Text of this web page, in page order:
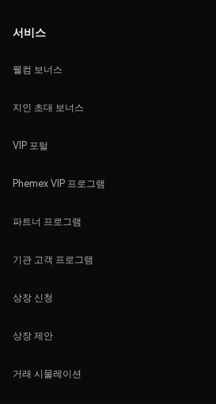
서비스
웰컴 보너스
지인 초대 보너스
VIP 포털
Phemex VIP 프로그램
파트너 프로그램
기관 고객 프로그램
상장 신청
상장 제안
거래 시물레이션